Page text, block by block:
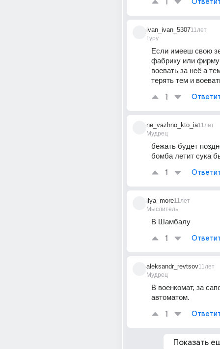
ivan_ivan_5307
Гуру
11лет
Если имееш свою
фабрику или
воевать за неё а
терять тем и
1
ne_vazhno_kto_ia
Мудрец
11лет
бежать будет
бомба летит сука
1
ilya_more
Мыслитель
11лет
В Шамбалу
1
aleksandr_revtsov
Мудрец
11лет
В военкомат, за
автоматом.
1
Показать